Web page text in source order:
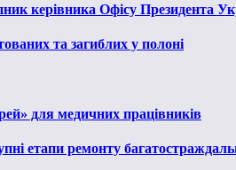
керівника Офісу Президента
та загиблих у полоні
для медичних працівників
етапи ремонту